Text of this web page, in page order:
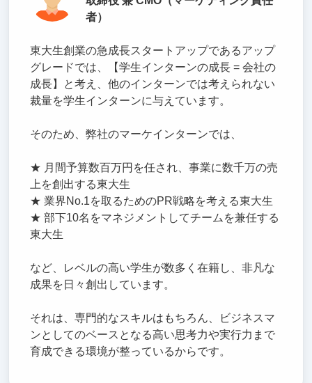
者）
東大生創業の急成長スタートアップであるアップ
グレードでは、【学生インターンの成長 = 会社の
成長】と考え、他のインターンでは考えられない
裁量を学生インターンに与えています。
そのため、弊社のマーケインターンでは、
★ 月間予算数百万円を任され、事業に数千万の売
上を創出する東大生
★ 業界No.1を取るためのPR戦略を考える東大生
★ 部下10名をマネジメントしてチームを兼任する
東大生
など、レベルの高い学生が数多く在籍し、非凡な
成果を日々創出しています。
それは、専門的なスキルはもちろん、ビジネスマ
ンとしてのベースとなる高い思考力や実行力まで
育成できる環境が整っているからです。